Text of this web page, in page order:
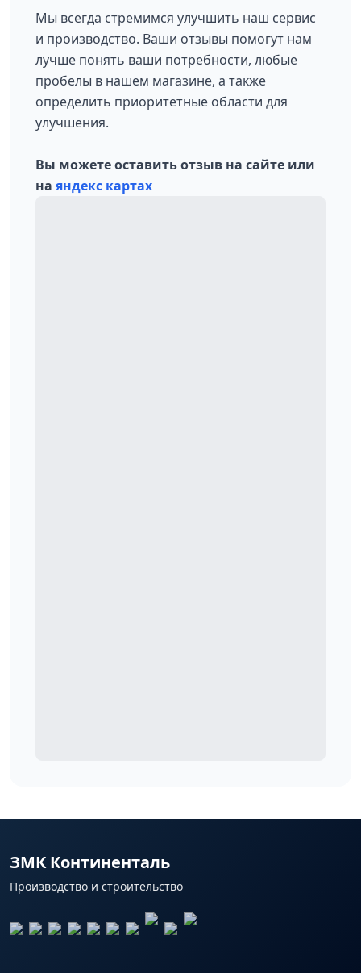
Мы всегда стремимся улучшить наш сервис
и производство. Ваши отзывы помогут нам
лучше понять ваши потребности, любые
пробелы в нашем магазине, а также
определить приоритетные области для
улучшения.
Вы можете оставить отзыв на сайте или
на яндекс картах
ЗМК Континенталь
Производство и строительство